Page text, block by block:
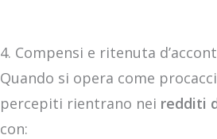
4. Compensi e ritenuta
Quando si opera come
percepiti rientrano nei redditi
con: